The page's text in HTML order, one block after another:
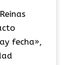
fecha»,